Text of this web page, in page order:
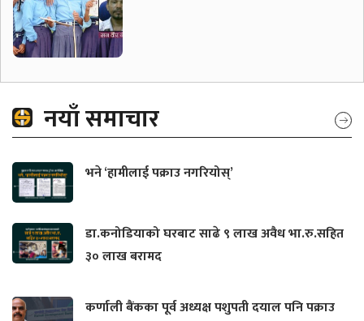
नयाँ समाचार
भने ‘हामीलाई पक्राउ नगरियोस्’
डा.कनोडियाको घरबाट साढे ९ लाख अवैध भा.रु.सहित
३० लाख बरामद
कर्णाली बैंकका पूर्व अध्यक्ष पशुपती दयाल पनि पक्राउ